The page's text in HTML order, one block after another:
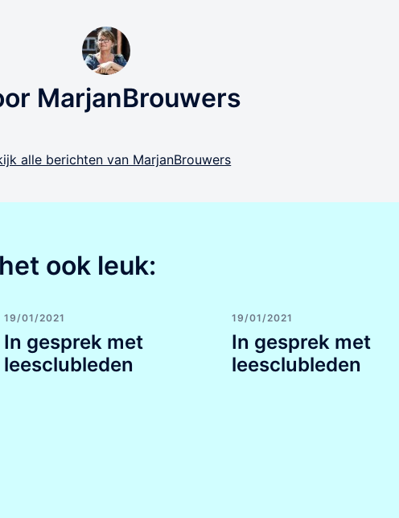
MarjanBrouwers
alle berichten van MarjanBrouwers
ook leuk:
19/01/2021
In gesprek met
leesclubleden
19/01/2021
In gesprek met
leesclubleden